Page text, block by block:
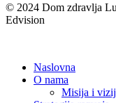
© 2024 Dom zdravlja
Edvision
Naslovna
O nama
Misija i